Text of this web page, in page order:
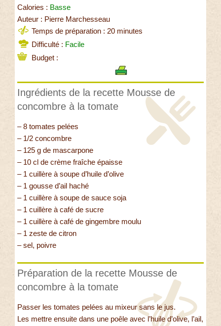
Calories : Basse
Auteur : Pierre Marchesseau
Temps de préparation : 20 minutes
Difficulté : Facile
Budget :
Ingrédients de la recette Mousse de
concombre à la tomate
– 8 tomates pelées
– 1/2 concombre
– 125 g de mascarpone
– 10 cl de crème fraîche épaisse
– 1 cuillère à soupe d’huile d’olive
– 1 gousse d’ail haché
– 1 cuillère à soupe de sauce soja
– 1 cuillère à café de sucre
– 1 cuillère à café de gingembre moulu
– 1 zeste de citron
– sel, poivre
Préparation de la recette Mousse de
concombre à la tomate
Passer les tomates pelées au mixeur sans le jus.
Les mettre ensuite dans une poêle avec l’huile d’olive, l’ail,